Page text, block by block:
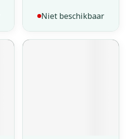
Niet beschikbaar